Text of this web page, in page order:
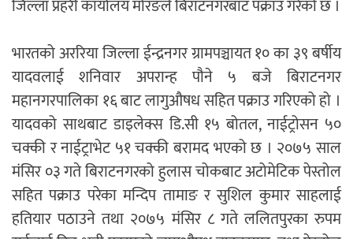
जिल्ला प्रहरी कार्यालय मोरङले बिराटनगरबाट पक्राउ गरेको छ ।
भारतको अररिया जिल्ला ईन्द्रनगर ग्रामपञ्चायत १० का ३९ बर्षीय
यादवलाई शनिवार अपरान्ह पौने ५ बजे बिराटनगर
महानगरपालिका १६ बाट लागुऔषध सहित पक्राउ गरिएको हो ।
यादवको साथबाट डाइलेक्स डि.सी १५ बोतल, नाईट्रोसन ५०
चक्की र नाईट्राभेट ५१ चक्की बरामद भएको छ । २०७५ साल
मंसिर ०३ गते बिराटनगरको हुलास चोकबाट अटोमेटिक पेस्तोल
सहित पक्राउ परेका मन्दिप तामाङ र सुशिल कुमार साहलाई
हतियार पठाउने तथा २०७५ मंसिर ८ गते ललितपुरका रुपम